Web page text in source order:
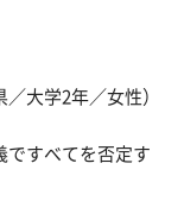
大学2年／女性）
ですべてを否定す